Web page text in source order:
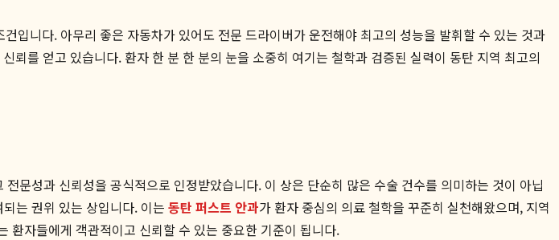
입니다. 아무리 좋은 자동차가 있어도 전문 드라이버가 운전해야 최고의 성능을 발휘할 수 있는 것과
뢰를 얻고 있습니다. 환자 한 분 한 분의 눈을 소중히 여기는 철학과 검증된 실력이 동탄 지역 최고의
문성과 신뢰성을 공식적으로 인정받았습니다. 이 상은 단순히 많은 수술 건수를 의미하는 것이 아닙
는 권위 있는 상입니다. 이는 동탄 퍼스트 안과가 환자 중심의 의료 철학을 꾸준히 실천해왔으며, 지역
환자들에게 객관적이고 신뢰할 수 있는 중요한 기준이 됩니다.